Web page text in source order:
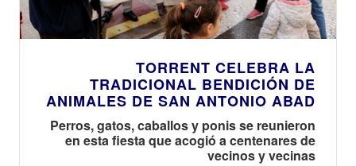
TORRENT CELEBRA LA
TRADICIONAL BENDICIÓN DE
ANIMALES DE SAN ANTONIO ABAD
Perros, gatos, caballos y ponis se reunieron
en esta fiesta que acogió a centenares de
vecinos y vecinas